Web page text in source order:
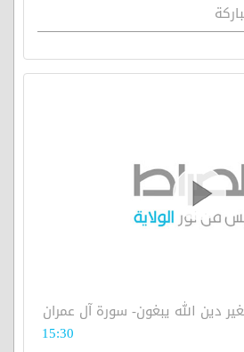
776 - أفغير دين الله يبغون- سورة آل عمران
15:30